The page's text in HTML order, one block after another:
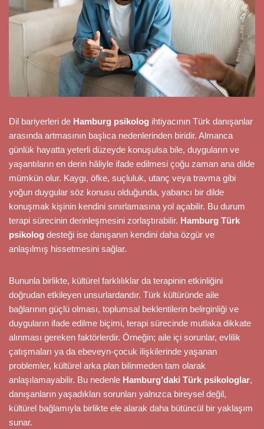
Dil bariyerleri de Hamburg psikolog ihtiyacının Türk danışanlar
arasında artmasının başlıca nedenlerinden biridir. Almanca
günlük hayatta yeterli düzeyde konuşulsa bile, duyguların ve
yaşantıların en derin hâliyle ifade edilmesi çoğu zaman ana dilde
mümkün olur. Kaygı, öfke, suçluluk, utanç veya travma gibi
yoğun duygular söz konusu olduğunda, yabancı bir dilde
konuşmak kişinin kendini sınırlamasına yol açabilir. Bu durum
terapi sürecinin derinleşmesini zorlaştırabilir. Hamburg Türk
psikolog desteği ise danışanın kendini daha özgür ve
anlaşılmış hissetmesini sağlar.
Bununla birlikte, kültürel farklılıklar da terapinin etkinliğini
doğrudan etkileyen unsurlardandır. Türk kültüründe aile
bağlarının güçlü olması, toplumsal beklentilerin belirginliği ve
duyguların ifade edilme biçimi, terapi sürecinde mutlaka dikkate
alınması gereken faktörlerdir. Örneğin; aile içi sorunlar, evlilik
çatışmaları ya da ebeveyn-çocuk ilişkilerinde yaşanan
problemler, kültürel arka plan bilinmeden tam olarak
anlaşılamayabilir. Bu nedenle Hamburg’daki Türk psikologlar,
danışanların yaşadıkları sorunları yalnızca bireysel değil,
kültürel bağlamıyla birlikte ele alarak daha bütüncül bir yaklaşım
sunar.